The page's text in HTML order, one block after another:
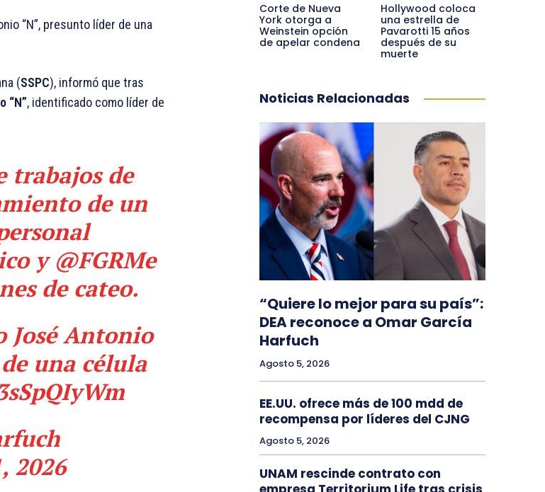
“N”, presunto líder de una
(SSPC), informó que tras
“N”, identificado como líder de
trabajos de
de un
y@FGRMe
de cateo.
José Antonio
una célula
2026
Corte de Nueva
York otorga a
Weinstein opción
de apelar condena
Hollywood coloca
una estrella de
Pavarotti 15 años
después de su
muerte
Noticias Relacionadas
“Quiere lo mejor para su país”:
DEA reconoce a Omar García
Harfuch
Agosto 5, 2026
EE.UU. ofrece más de 100 mdd de
recompensa por líderes del CJNG
Agosto 5, 2026
UNAM rescinde contrato con